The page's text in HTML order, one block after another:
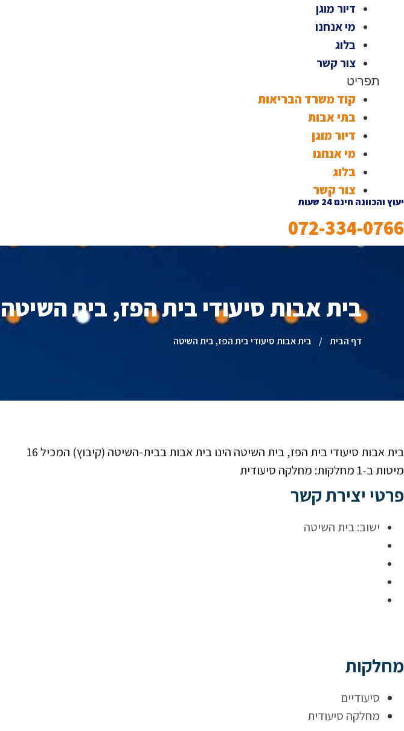
דיור מוגן
מי אנחנו
בלוג
צור קשר
תפריט
קוד משרד הבריאות
בתי אבות
דיור מוגן
מי אנחנו
בלוג
צור קשר
יעוץ והכוונה חינם 24 שעות
072-334-0766
בית אבות סיעודי בית הפז, בית השיטה
דף הבית / בית אבות סיעודי בית הפז, בית השיטה
בית אבות סיעודי בית הפז, בית השיטה הינו בית אבות בבית-השיטה (קיבוץ) המכיל 16
מיטות ב-1 מחלקות: מחלקה סיעודית
פרטי יצירת קשר
ישוב:בית השיטה
מחלקות
סיעודיים
מחלקה סיעודית